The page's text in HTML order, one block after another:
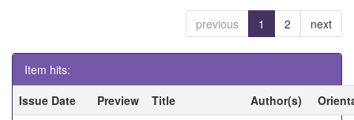
previous 1 2 next
Item hits:
Issue Date
Preview Title Author(s)